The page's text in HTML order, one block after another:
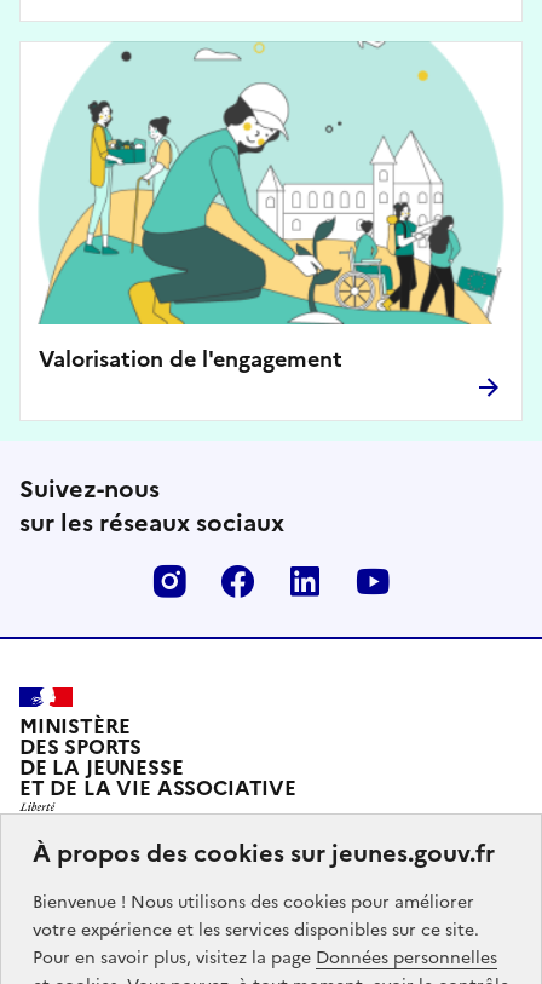
Valorisation de l'engagement
Suivez-nous
sur les réseaux sociaux
InstagramFacebookLinkedin
MINISTÈRE
DES SPORTS
DE LA JEUNESSE
ET DE LA VIE ASSOCIATIVE
les politiques de jeunesse du Ministère des sports, de
la jeunesse et de la vie associative.
À propos des cookies sur jeunes.gouv.fr
Bienvenue ! Nous utilisons des cookies pour améliorer
votre expérience et les services disponibles sur ce site.
Pour en savoir plus, visitez la page Données personnelles